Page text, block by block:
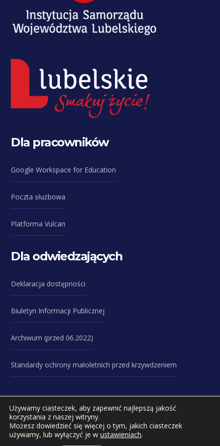
Dla pracowników
Google Workspace for Education
Poczta służbowa
Platforma Vulcan
Dla odwiedzających
Deklaracja dostępności
Biuletyn Informacji Publicznej
Archiwum (przed 06.2022)
Standardy ochrony małoletnich przed krzywdzeniem
Copyright © 2023 Zespół Szkół Specjalnych przy
Używamy ciasteczek, aby zapewnić najlepszą jakość
korzystania z naszej witryny.
Możesz dowiedzieć się więcej o tym, jakich ciasteczek
używamy, lub wyłączyć je w ustawieniach.